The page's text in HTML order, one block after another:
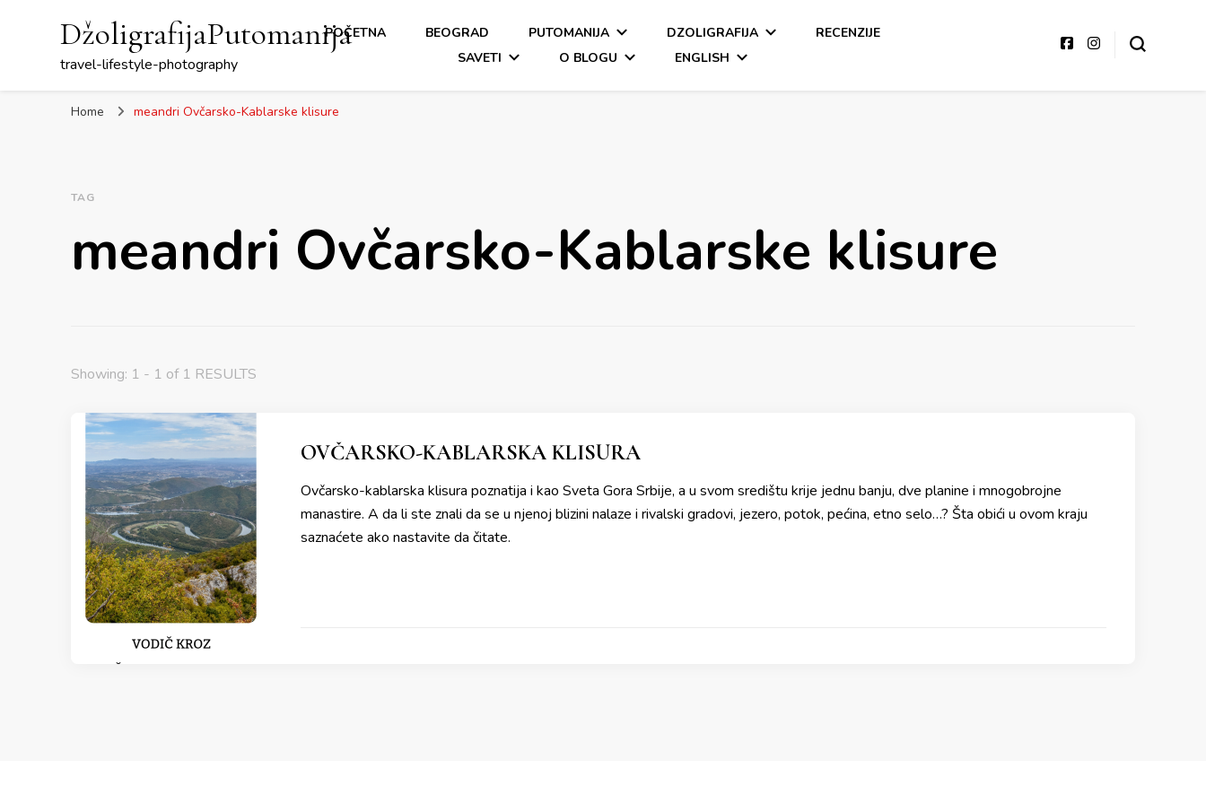
DžoligrafijaPutomanija
travel-lifestyle-photography
POČETNA BEOGRAD PUTOMANIJA DZOLIGRAFIJA
RECENZIJE
SAVETI
O BLOGU ENGLISH
Home meandri Ovčarsko-Kablarske klisure
TAG
meandri Ovčarsko-Kablarske klisure
Showing: 1 - 1 of 1 RESULTS
OVČARSKO-KABLARSKA KLISURA
Ovčarsko-kablarska klisura poznatija i kao Sveta Gora Srbije, a u svom središtu krije jednu banju, dve planine i mnogobrojne
manastire. A da li ste znali da se u njenoj blizini nalaze i rivalski gradovi, jezero, potok, pećina, etno selo…? Šta obići u ovom kraju
saznaćete ako nastavite da čitate.